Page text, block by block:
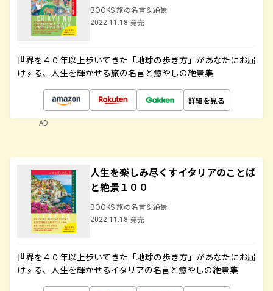
BOOKS 旅の名言＆絶景
2022.11.18 発売
世界を４０年以上歩いてきた「地球の歩き方」があなたにお届
けする、人生を輝かせる旅の名言と癒やしの絶景集
詳細を見る
AD
人生を楽しみ尽くすイタリアのことば
と絶景１００
BOOKS 旅の名言＆絶景
2022.11.18 発売
世界を４０年以上歩いてきた「地球の歩き方」があなたにお届
けする、人生を輝かせるイタリアの名言と癒やしの絶景集